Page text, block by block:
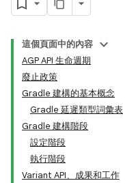
這個頁面中的內容
AGP API 生命週期
廢止政策
Gradle 建構的基本概念
Gradle 延遲類型詞彙表
Gradle 建構階段
設定階段
執行階段
Variant API、成果和工作